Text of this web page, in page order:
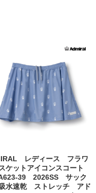
レディース フラワ
ケットアイコンスコート
39 2026SS サック
水速乾 ストレッチ アド